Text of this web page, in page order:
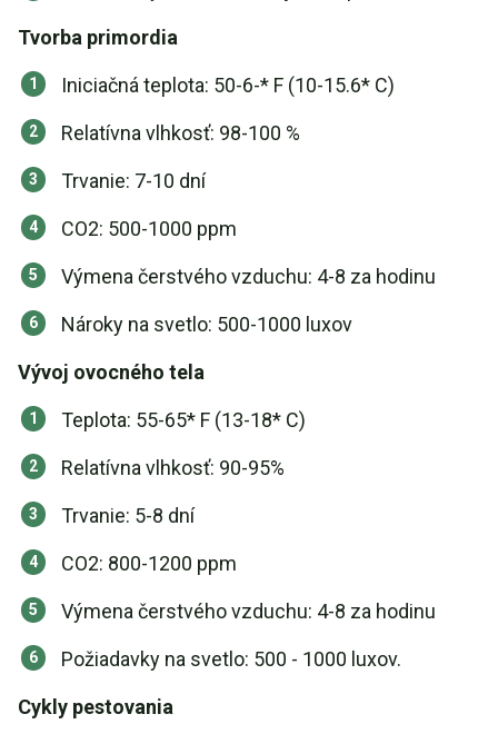
Tvorba primordia
Iniciačná teplota: 50-6-* F (10-15.6* C)
Relatívna vlhkosť: 98-100 %
Trvanie: 7-10 dní
CO2: 500-1000 ppm
Výmena čerstvého vzduchu: 4-8 za hodinu
Nároky na svetlo: 500-1000 luxov
Vývoj ovocného tela
Teplota: 55-65* F (13-18* C)
Relatívna vlhkosť: 90-95%
Trvanie: 5-8 dní
CO2: 800-1200 ppm
Výmena čerstvého vzduchu: 4-8 za hodinu
Požiadavky na svetlo: 500 - 1000 luxov.
Cykly pestovania